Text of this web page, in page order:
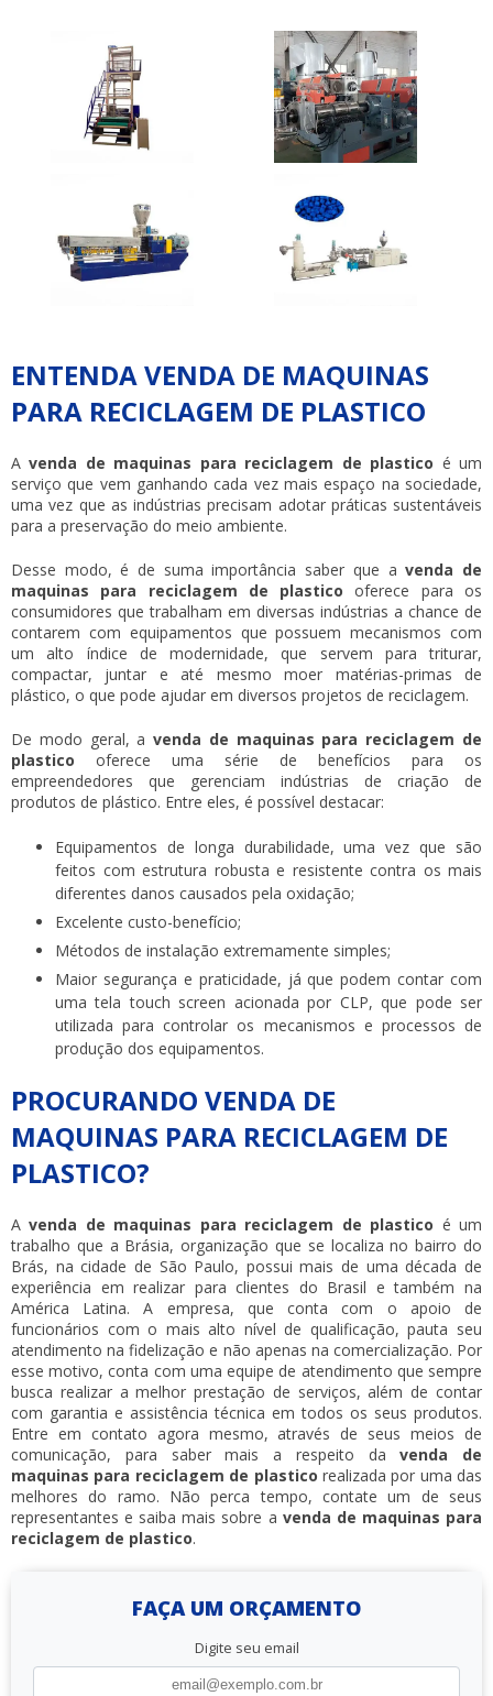
ENTENDA VENDA DE MAQUINAS
PARA RECICLAGEM DE PLASTICO
Avenda de maquinas para reciclagem de plastico é um
serviço que vem ganhando cada vez mais espaço na sociedade,
uma vez que as indústrias precisam adotar práticas sustentáveis
para a preservação do meio ambiente.
Desse modo, é de suma importância saber que avenda de
maquinas para reciclagem de plastico oferece para os
consumidores que trabalham em diversas indústrias a chance de
contarem com equipamentos que possuem mecanismos com
um alto índice de modernidade, que servem para triturar,
compactar, juntar e até mesmo moer matérias-primas de
plástico, o que pode ajudar em diversos projetos de reciclagem.
De modo geral, avenda de maquinas para reciclagem de
plastico oferece uma série de benefícios para os
empreendedores que gerenciam indústrias de criação de
produtos de plástico. Entre eles, é possível destacar:
Equipamentos de longa durabilidade, uma vez que são
feitos com estrutura robusta e resistente contra os mais
diferentes danos causados pela oxidação;
Excelente custo-benefício;
Métodos de instalação extremamente simples;
Maior segurança e praticidade, já que podem contar com
uma tela touch screen acionada por CLP, que pode ser
utilizada para controlar os mecanismos e processos de
produção dos equipamentos.
PROCURANDO VENDA DE
MAQUINAS PARA RECICLAGEM DE
PLASTICO?
Avenda de maquinas para reciclagem de plastico é um
trabalho que a Brásia, organização que se localiza no bairro do
Brás, na cidade de São Paulo, possui mais de uma década de
experiência em realizar para clientes do Brasil e também na
América Latina. A empresa, que conta com o apoio de
funcionários com o mais alto nível de qualificação, pauta seu
atendimento na fidelização e não apenas na comercialização. Por
esse motivo, conta com uma equipe de atendimento que sempre
busca realizar a melhor prestação de serviços, além de contar
com garantia e assistência técnica em todos os seus produtos.
Entre em contato agora mesmo, através de seus meios de
comunicação, para saber mais a respeito davenda de
maquinas para reciclagem de plastico realizada por uma das
melhores do ramo. Não perca tempo, contate um de seus
representantes e saiba mais sobre a venda de maquinas para
reciclagem de plastico.
FAÇA UM ORÇAMENTO
Digite seu email